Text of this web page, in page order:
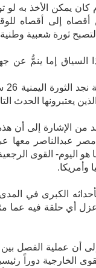
كان يمكن الأخذ به
إلى أقصاه
ثورة شعبية وطنية
من الإشارة إلى أن
عبدالناصر معها
اليوم- القوى
وأمريكا.
أن عملية الفصل
الخارجية دوراً